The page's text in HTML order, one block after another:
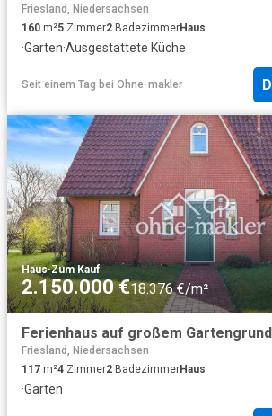
Friesland, Niedersachsen
160 m²5 Zimmer2 BadezimmerHaus
·Garten·Ausgestattete Küche
Seit einem Tag bei Ohne-makler
Haus·Zum Kauf
2.150.000 €18.376 €/m²
Ferienhaus auf großem
Friesland, Niedersachsen
117 m²4 Zimmer2 BadezimmerHaus
·Garten